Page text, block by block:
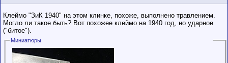
Клеймо "ЗиК 1940" на этом клинке, похоже, выполнено травлением.
Могло ли такое быть? Вот похожее клеймо на 1940 год, но ударное
("битое").
Миниатюры